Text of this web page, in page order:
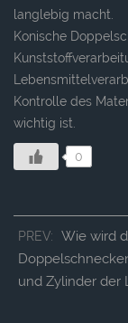
langlebig macht.
Konische
Kontrolle des
wichtig ist.
0
PREV:
Wie wird
und Zylinder der